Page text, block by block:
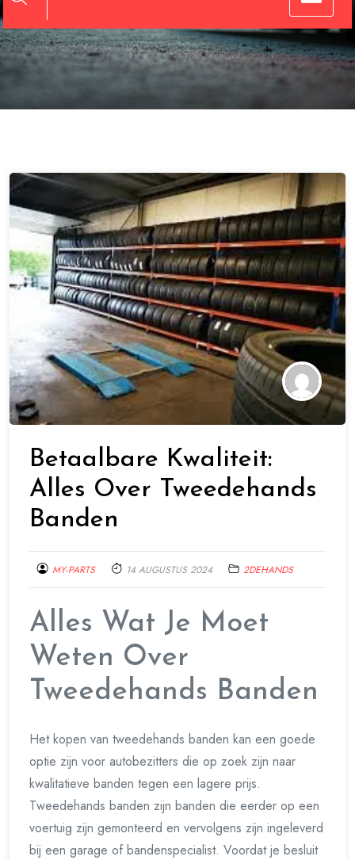
Betaalbare Kwaliteit:
Alles Over Tweedehands
Banden
MY-PARTS 14 AUGUSTUS 2024 2DEHANDS
Alles Wat Je Moet
Weten Over
Tweedehands Banden
Het kopen van tweedehands banden kan een goede
optie zijn voor autobezitters die op zoek zijn naar
kwalitatieve banden tegen een lagere prijs.
Tweedehands banden zijn banden die eerder op een
voertuig zijn gemonteerd en vervolgens zijn ingeleverd
bij een garage of bandenspecialist. Voordat je besluit